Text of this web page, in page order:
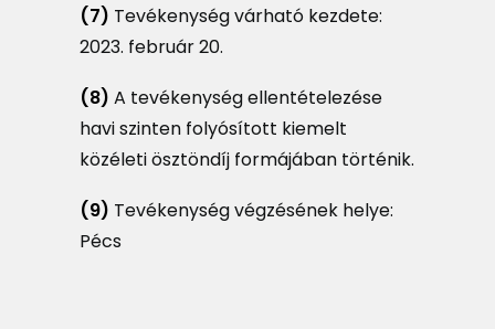
(7) Tevékenység várható kezdete:
2023. február 20.
(8) A tevékenység ellentételezése
havi szinten folyósított kiemelt
közéleti ösztöndíj formájában történik.
(9) Tevékenység végzésének helye:
Pécs